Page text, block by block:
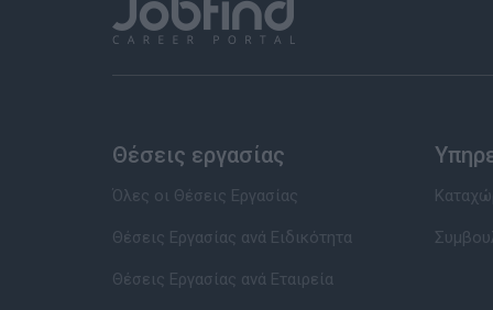
Θέσεις εργασίας
Όλες οι Θέσεις Εργασίας
Θέσεις Εργασίας ανά Ειδικότητα
Θέσεις Εργασίας ανά Εταιρεία